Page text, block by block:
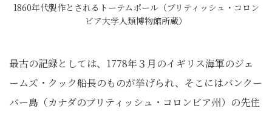
1860年代製作とされるトーテムポール（ブリティッシュ・コロン
ビア大学人類博物館所蔵）
最古の記録としては、1778年３月のイギリス海軍のジェ
ームズ・クック船長のものが挙げられ、そこにはバンクー
バー島（カナダのブリティッシュ・コロンビア州）の先住